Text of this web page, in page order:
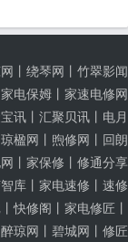
丨 绕琴网 丨 竹翠影闻
家电保姆 丨 家速电修网
讯 丨 汇聚贝讯 丨 电月
琼楹网 丨 煦修网 丨 回朗
丨 家保修 丨 修通分享
库 丨 家电速修 丨 速修
丨快修阁 丨 家电修匠 丨
醉琼网 丨 碧城网 丨 修匠